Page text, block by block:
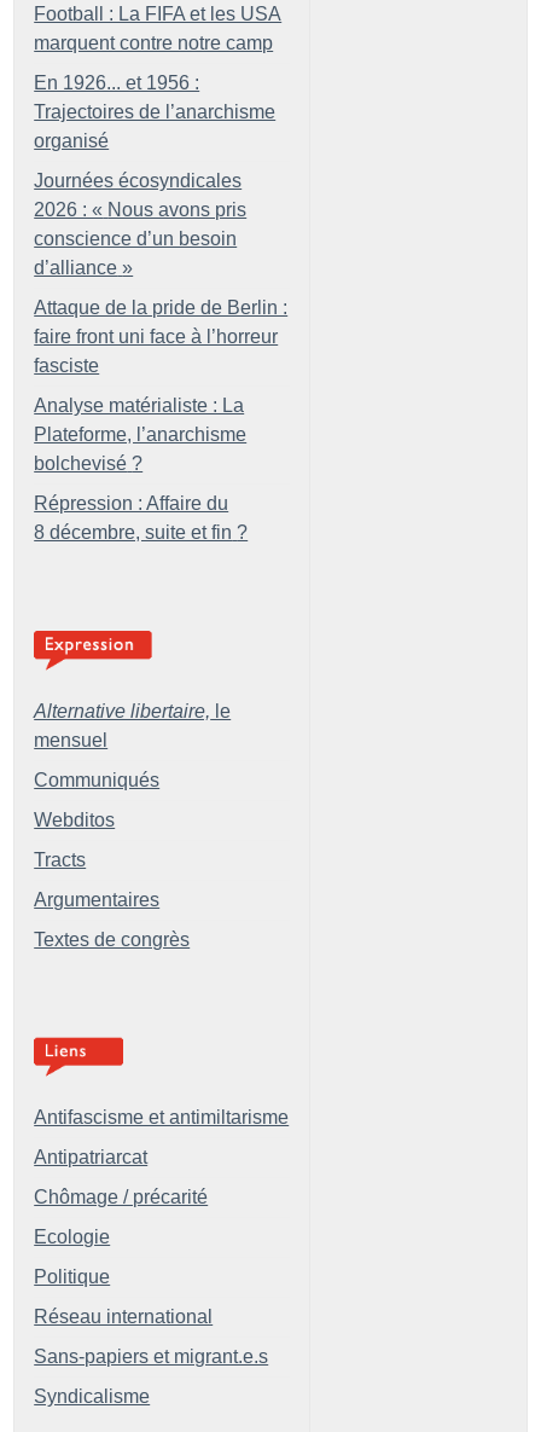
Football : La FIFA et les USA
marquent contre notre camp
En 1926... et 1956 :
Trajectoires de l’anarchisme
organisé
Journées écosyndicales
2026 : « Nous avons pris
conscience d’un besoin
d’alliance »
Attaque de la pride de Berlin :
faire front uni face à l’horreur
fasciste
Analyse matérialiste : La
Plateforme, l’anarchisme
bolchevisé ?
Répression : Affaire du
8 décembre, suite et fin ?
Alternative libertaire, le
mensuel
Communiqués
Webditos
Tracts
Argumentaires
Textes de congrès
Antifascisme et antimiltarisme
Antipatriarcat
Chômage / précarité
Ecologie
Politique
Réseau international
Sans-papiers et migrant.e.s
Syndicalisme